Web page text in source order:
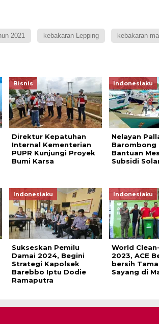
2021 kebakaran Lepping kebakaran
Bisnis
Direktur Kepatuhan
Internal Kementerian
PUPR Kunjungi Proyek
Bumi Karsa
Indonesiaku
Nelayan
Barombong
Bantuan
Subsidi
Indonesiaku
Sukseskan Pemilu
Damai 2024, Begini
Strategi Kapolsek
Barebbo Iptu Dodie
Ramaputra
Indonesiaku
World
2023, ACE
bersih
Sayang di